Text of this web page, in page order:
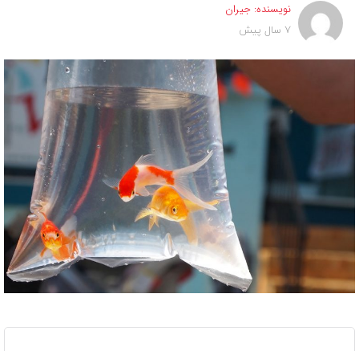
نویسنده: جیران
7 سال پیش